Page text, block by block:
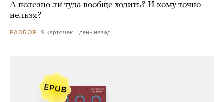
А полезно ли туда вообще ходить? И кому точно
нельзя?
РАЗБОР 9 карточек день назад